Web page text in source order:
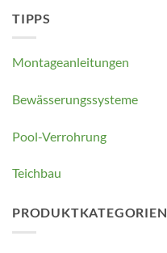
TIPPS
Montageanleitungen
Bewässerungssysteme
Pool-Verrohrung
Teichbau
PRODUKTKATEGORIEN